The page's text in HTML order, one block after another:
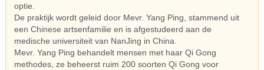
optie.
De praktijk wordt geleid door Mevr. Yang Ping, stammend uit
een Chinese artsenfamilie en is afgestudeerd aan de
medische universiteit van NanJing in China.
Mevr. Yang Ping behandelt mensen met haar Qi Gong
methodes, ze beheerst ruim 200 soorten Qi Gong voor